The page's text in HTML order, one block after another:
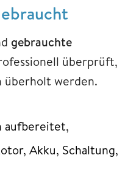
gebrauchte
überprüft,
überholt werden.
aufbereitet,
Akku, Schaltung,